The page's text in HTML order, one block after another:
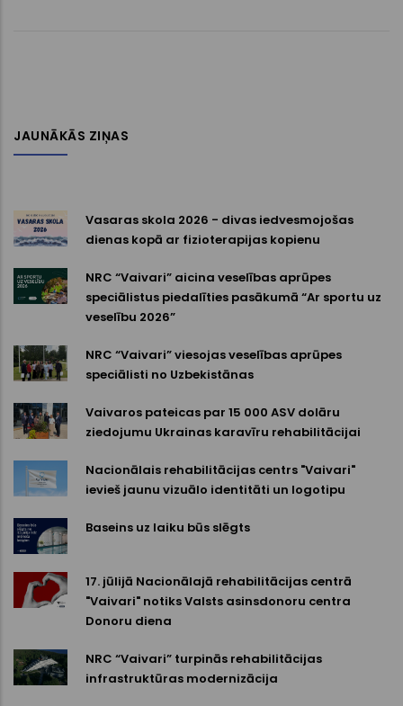
JAUNĀKĀS ZIŅAS
Vasaras skola 2026 - divas iedvesmojošas
dienas kopā ar fizioterapijas kopienu
NRC “Vaivari” aicina veselības aprūpes
speciālistus piedalīties pasākumā “Ar sportu uz
veselību 2026”
NRC “Vaivari” viesojas veselības aprūpes
speciālisti no Uzbekistānas
Vaivaros pateicas par 15 000 ASV dolāru
ziedojumu Ukrainas karavīru rehabilitācijai
Nacionālais rehabilitācijas centrs "Vaivari"
ievieš jaunu vizuālo identitāti un logotipu
Baseins uz laiku būs slēgts
17. jūlijā Nacionālajā rehabilitācijas centrā
"Vaivari" notiks Valsts asinsdonoru centra
Donoru diena
NRC “Vaivari” turpinās rehabilitācijas
infrastruktūras modernizācija